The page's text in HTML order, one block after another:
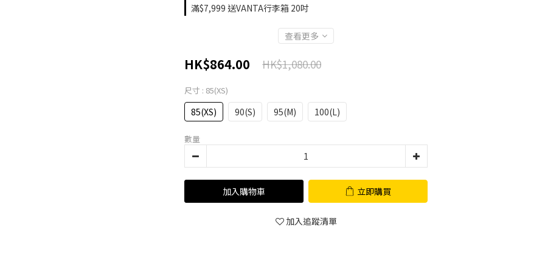
滿$7,999 送VANTA行李箱 20吋
查看更多
HK$864.00 HK$1,080.00
尺寸 : 85(XS)
85(XS) 90(S) 95(M) 100(L)
數量
加入購物車 立即購買
加入追蹤清單